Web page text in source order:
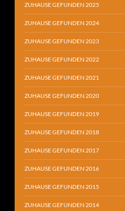
ZUHAUSE GEFUNDEN 2025
ZUHAUSE GEFUNDEN 2024
ZUHAUSE GEFUNDEN 2023
ZUHAUSE GEFUNDEN 2022
ZUHAUSE GEFUNDEN 2021
ZUHAUSE GEFUNDEN 2020
ZUHAUSE GEFUNDEN 2019
ZUHAUSE GEFUNDEN 2018
ZUHAUSE GEFUNDEN 2017
ZUHAUSE GEFUNDEN 2016
ZUHAUSE GEFUNDEN 2015
ZUHAUSE GEFUNDEN 2014